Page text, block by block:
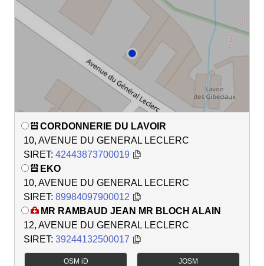
CORDONNERIE DU LAVOIR
10, AVENUE DU GENERAL LECLERC
SIRET: 42443873700019
EKO
10, AVENUE DU GENERAL LECLERC
SIRET: 89984097900012
MR RAMBAUD JEAN MR BLOCH ALAIN
12, AVENUE DU GENERAL LECLERC
SIRET: 39244132500017
OSM iD JOSM